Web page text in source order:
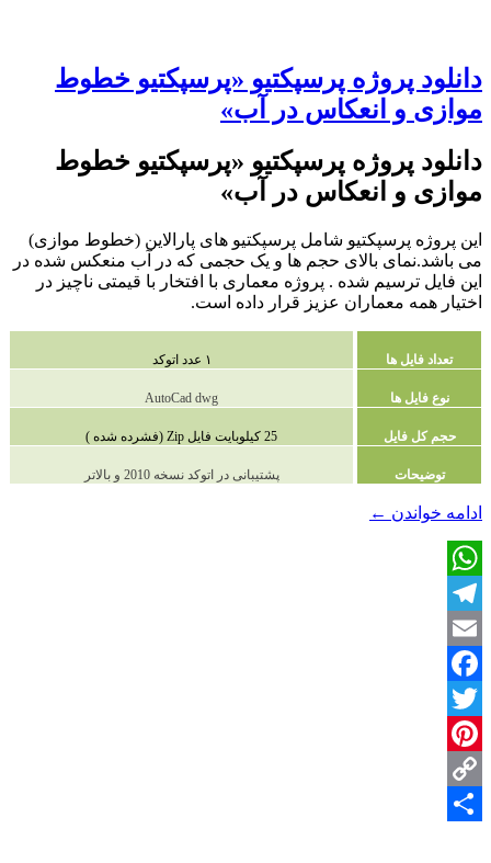
دانلود پروژه پرسپکتیو «پرسپکتیو خطوط
موازی و انعکاس در آب»
دانلود پروژه پرسپکتیو «پرسپکتیو خطوط
موازی و انعکاس در آب»
این پروژه پرسپکتیو شامل پرسپکتیو های پارالاین (خطوط موازی)
می باشد.نمای بالای حجم ها و یک حجمی که در آب منعکس شده در
این فایل ترسیم شده . پروژه معماری با افتخار با قیمتی ناچیز در
اختیار همه معماران عزیز قرار داده است.
تعداد فایل ها ۱ عدد اتوکد
نوع فایل ها AutoCad dwg
حجم کل فایل 25 کیلوبایت فایل Zip (فشرده شده )
توضیحات پشتیبانی در اتوکد نسخه 2010 و بالاتر
ادامه خواندن دانلود
←
WhatsApp
Telegram
Email
Facebook
Twitter
Pinterest
Copy